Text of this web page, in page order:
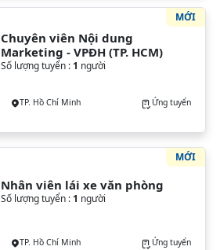
Chuyên viên Nội dung
Marketing - VPĐH (TP. HCM)
Số lượng tuyển : 1 người
TP. Hồ Chí Minh Ứng tuyển
MỚI
Nhân viên lái xe văn phòng
Số lượng tuyển : 1 người
TP. Hồ Chí Minh Ứng tuyển
MỚI